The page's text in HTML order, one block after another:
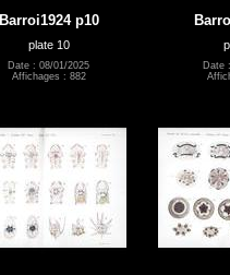
Barroi1924 p10
plate 10
Date : 08/01/2025
Affichages : 882
Date